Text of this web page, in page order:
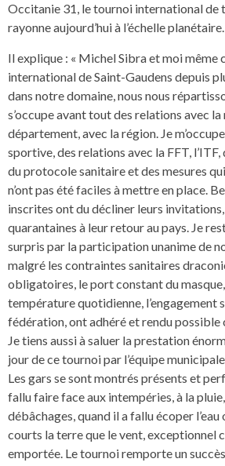
Occitanie 31, le tournoi international de
rayonne aujourd’hui à l’échelle planétaire.
Il explique : « Michel Sibra et moi même
international de Saint-Gaudens depuis
dans notre domaine, nous nous
s’occupe avant tout des relations avec la
département, avec la région. Je
sportive, des relations avec la FFT, l’ITF,
du protocole sanitaire et des mesures
n’ont pas été faciles à mettre en place.
inscrites ont du décliner leurs
quarantaines à leur retour au pays. Je
surpris par la participation unanime de
malgré les contraintes sanitaires
obligatoires, le port constant du
température quotidienne, l’engagement
fédération, ont adhéré et rendu possible
Je tiens aussi à saluer la prestation
jour de ce tournoi par l’équipe
Les gars se sont montrés présents et
fallu faire face aux intempéries, à la
débâchages, quand il a fallu écoper
courts la terre que le vent, exceptionnel
emportée. Le tournoi remporte un